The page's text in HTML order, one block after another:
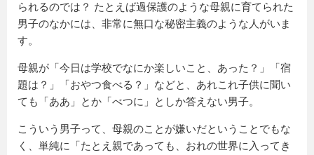
られるのでは？ たとえば過保護のような母親に育てられた
男子のなかには、非常に無口な秘密主義のような人がいま
す。
母親が「今日は学校でなにか楽しいこと、あった？」「宿
題は？」「おやつ食べる？」などと、あれこれ子供に聞い
ても「ああ」とか「べつに」としか答えない男子。
こういう男子って、母親のことが嫌いだということでもな
く、単純に「たとえ親であっても、おれの世界に入ってき